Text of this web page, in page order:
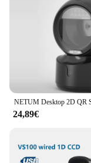
24,89€